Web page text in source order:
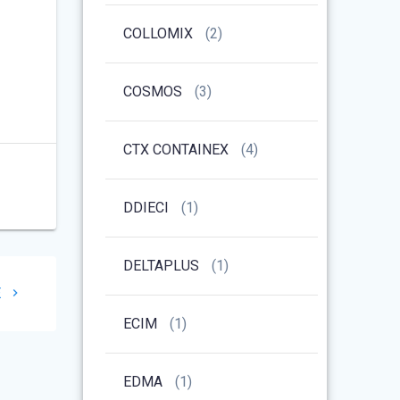
COLLOMIX (2)
COSMOS (3)
CTX CONTAINEX (4)
DDIECI (1)
DELTAPLUS (1)
ECIM (1)
EDMA (1)